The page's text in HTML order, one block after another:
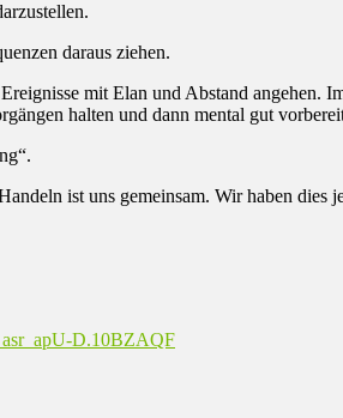
daraus ziehen.
mit Elan und Abstand angehen.
halten und dann mental gut
ist uns gemeinsam. Wir haben
D.10BZAQF